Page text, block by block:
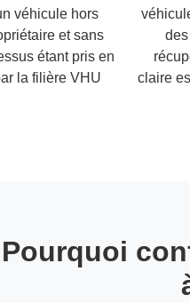
véhicule hors
et sans
étant pris en
la filière VHU
claire
Pourquoi